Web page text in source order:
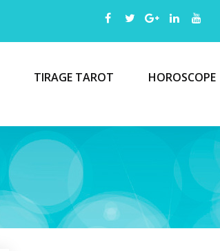
TIRAGE TAROT HOROSCOPE